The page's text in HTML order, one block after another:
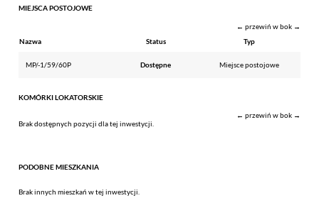
MIEJSCA POSTOJOWE
← przewiń w bok →
Nazwa
Status Typ
MP/-1/59/60P Dostępne Miejsce postojowe
KOMÓRKI LOKATORSKIE
← przewiń w bok →
Brak dostępnych pozycji dla tej inwestycji.
PODOBNE MIESZKANIA
Brak innych mieszkań w tej inwestycji.